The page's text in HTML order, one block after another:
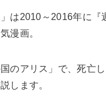
」は2010～2016年に
漫画。
のアリス」で、死亡
します。